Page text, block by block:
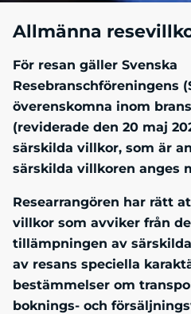
Allmänna
För resan gäller Svenska
Resebranschföreningens
överenskomna inom
(reviderade den 20 maj
särskilda villkor, som är
särskilda villkoren anges
Researrangören har rätt
villkor som avviker från
tillämpningen av
av resans speciella
bestämmelser om
boknings- och